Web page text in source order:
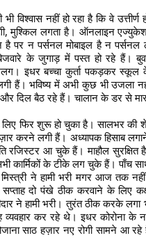
विश्वास नहीं हो रहा है कि वे
मुश्किल लगता है। ऑनलाइन
पर न पर्सनल मोबाइल है न पर्सनल
के जुगाड़ में पस्त हो रहे हैं।
इधर बच्चा कुर्ता पकड़कर स्कूल
हैं। भविष्य में अभी कुछ भी उजला
दिल बैठ रहे हैं। चालान के डर से
फिर शुरू हो चुका है। सालभर की
करने लगी हैं। अध्यापक हिसाब
रजिस्टर आ चुके हैं। माहौल सुरक्षित है
कार्मिकों के टीके लग चुके हैं। पाँच
ने हामी भरी मगर आज तक
दो पंखे ठीक करवाने के लिए
ने हामी भरी। तुरंत ठीक करके
कर रहे थे। इधर कोरोना के
साठ हज़ार नए रोगी सामने आ